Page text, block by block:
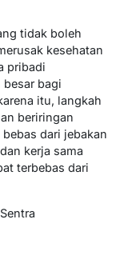
tidak boleh
kesehatan
pribadi
bagi
itu, langkah
beriringan
dari jebakan
kerja sama
terbebas dari